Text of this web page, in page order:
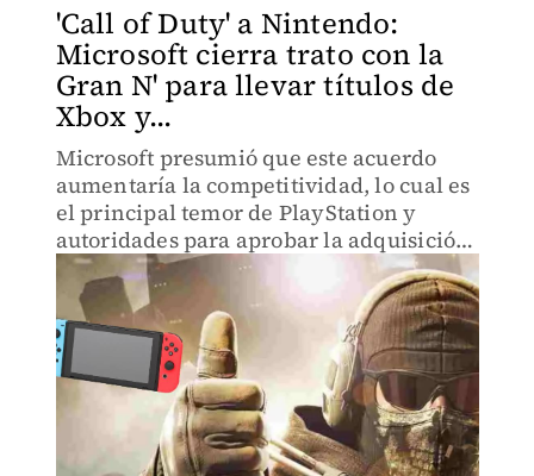
'Call of Duty' a Nintendo:
Microsoft cierra trato con la
Gran N' para llevar títulos de
Xbox y...
Microsoft presumió que este acuerdo
aumentaría la competitividad, lo cual es
el principal temor de PlayStation y
autoridades para aprobar la adquisición
de Activision a las filas de Xbox.